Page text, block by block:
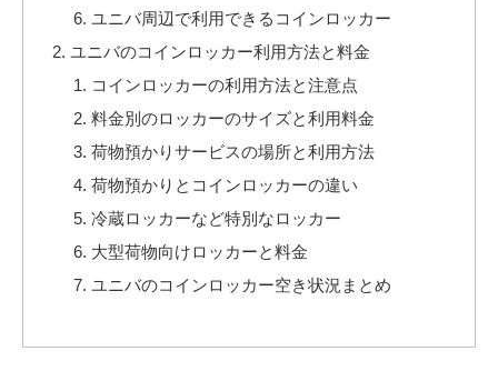
ユニバ周辺で利用できるコインロッカー
ユニバのコインロッカー利用方法と料金
コインロッカーの利用方法と注意点
料金別のロッカーのサイズと利用料金
荷物預かりサービスの場所と利用方法
荷物預かりとコインロッカーの違い
冷蔵ロッカーなど特別なロッカー
大型荷物向けロッカーと料金
ユニバのコインロッカー空き状況まとめ